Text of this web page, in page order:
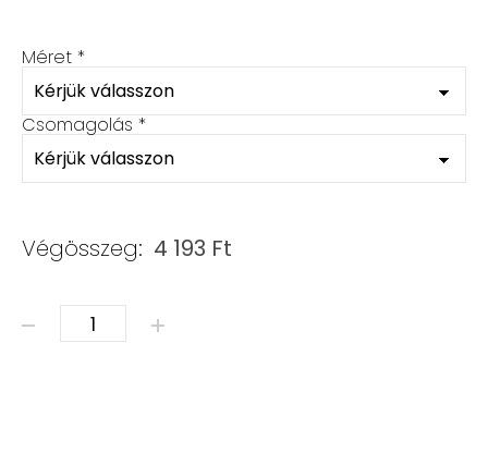
Méret *
Csomagolás *
Végösszeg: 4 193 Ft